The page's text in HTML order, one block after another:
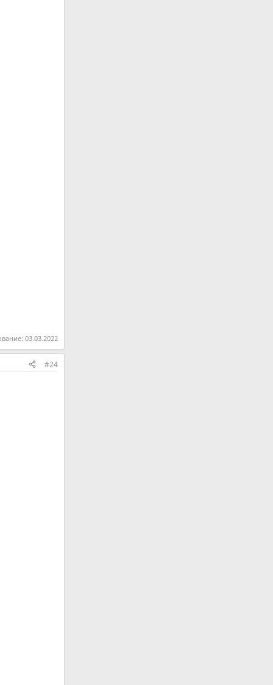
03.03.2022
#24